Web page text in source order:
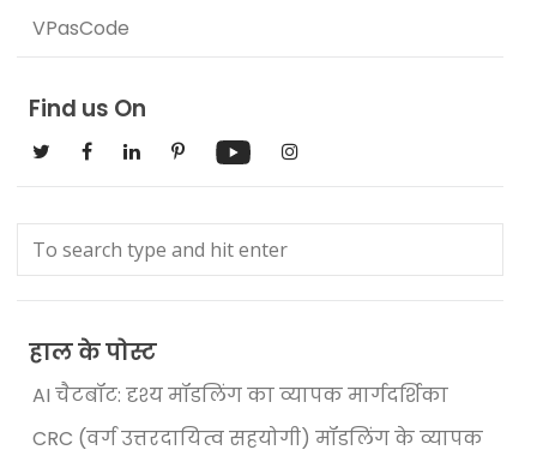
VPasCode
Find us On
हाल के पोस्ट
AI चैटबॉट: दृश्य मॉडलिंग का व्यापक मार्गदर्शिका
CRC (वर्ग उत्तरदायित्व सहयोगी) मॉडलिंग के व्यापक